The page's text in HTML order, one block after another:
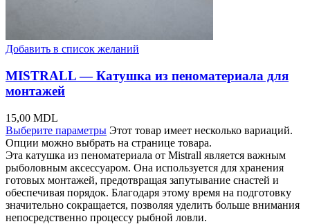
Добавить в список желаний
MISTRALL — Катушка из пеноматериала для
монтажей
15,00 MDL
Выберите параметры Этот товар имеет несколько вариаций.
Опции можно выбрать на странице товара.
Эта катушка из пеноматериала от Mistrall является важным
рыболовным аксессуаром. Она используется для хранения
готовых монтажей, предотвращая запутывание снастей и
обеспечивая порядок. Благодаря этому время на подготовку
значительно сокращается, позволяя уделить больше внимания
непосредственно процессу рыбной ловли.